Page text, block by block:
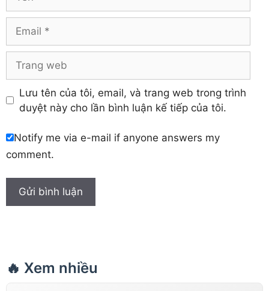
web
Lưu tên của tôi, email, và trang web trong trình
duyệt này cho lần bình luận kế tiếp của tôi.
Notify me via e-mail if anyone answers my
comment.
🔥 Xem nhiều